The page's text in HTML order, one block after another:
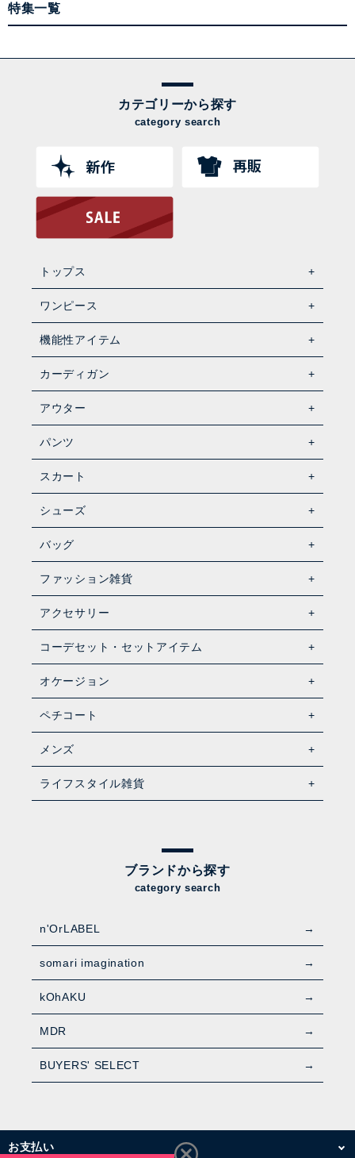
特集一覧
カテゴリーから探す
category search
トップス
ワンピース
機能性アイテム
カーディガン
アウター
パンツ
スカート
シューズ
バッグ
ファッション雑貨
アクセサリー
コーデセット・セットアイテム
オケージョン
ペチコート
メンズ
ライフスタイル雑貨
ブランドから探す
category search
n'OrLABEL
somari imagination
kOhAKU
MDR
BUYERS' SELECT
お支払い